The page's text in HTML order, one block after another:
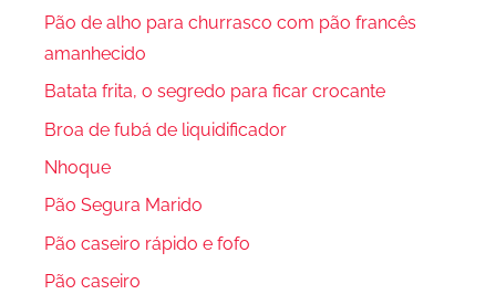
Pão de alho para churrasco com pão francês
amanhecido
Batata frita, o segredo para ficar crocante
Broa de fubá de liquidificador
Nhoque
Pão Segura Marido
Pão caseiro rápido e fofo
Pão caseiro